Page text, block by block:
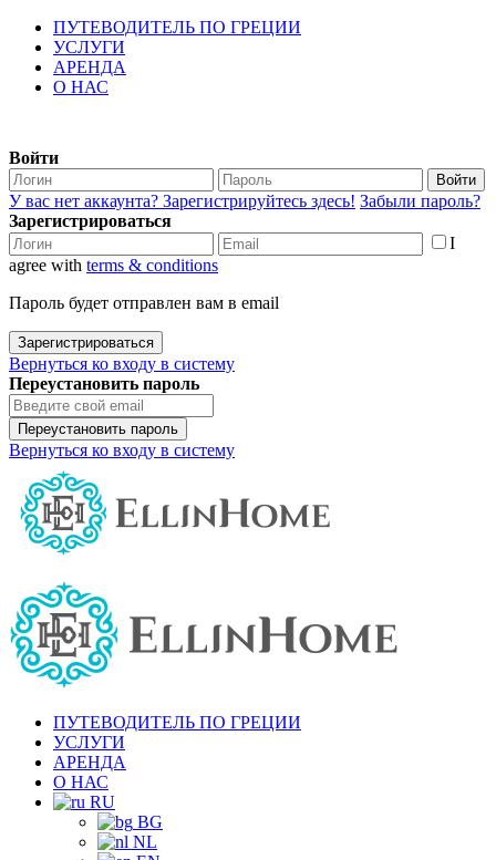
ПУТЕВОДИТЕЛЬ ПО ГРЕЦИИ
УСЛУГИ
АРЕНДА
О НАС
Войти
Войти
У вас нет аккаунта? Зарегистрируйтесь здесь! Забыли пароль?
Зарегистрироваться
I
agree with terms & conditions
Пароль будет отправлен вам в email
Зарегистрироваться
Вернуться ко входу в систему
Переустановить пароль
Переустановить пароль
Вернуться ко входу в систему
ПУТЕВОДИТЕЛЬ ПО ГРЕЦИИ
УСЛУГИ
АРЕНДА
О НАС
RU
BG
NL